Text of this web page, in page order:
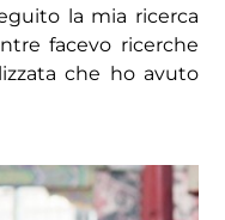
la mia ricerca
facevo ricerche
che ho avuto